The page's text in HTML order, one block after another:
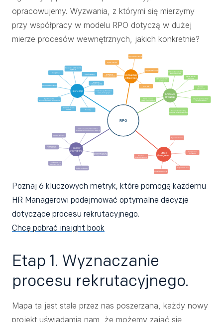
opracowujemy. Wyzwania, z którymi się mierzymy
przy współpracy w modelu RPO dotyczą w dużej
mierze procesów wewnętrznych, jakich konkretnie?
Poznaj 6 kluczowych metryk, które pomogą każdemu
HR Managerowi podejmować optymalne decyzje
dotyczące procesu rekrutacyjnego.
Chcę pobrać insight book
Etap 1. Wyznaczanie
procesu rekrutacyjnego.
Mapa ta jest stale przez nas poszerzana, każdy nowy
projekt uświadamia nam, że możemy zająć się